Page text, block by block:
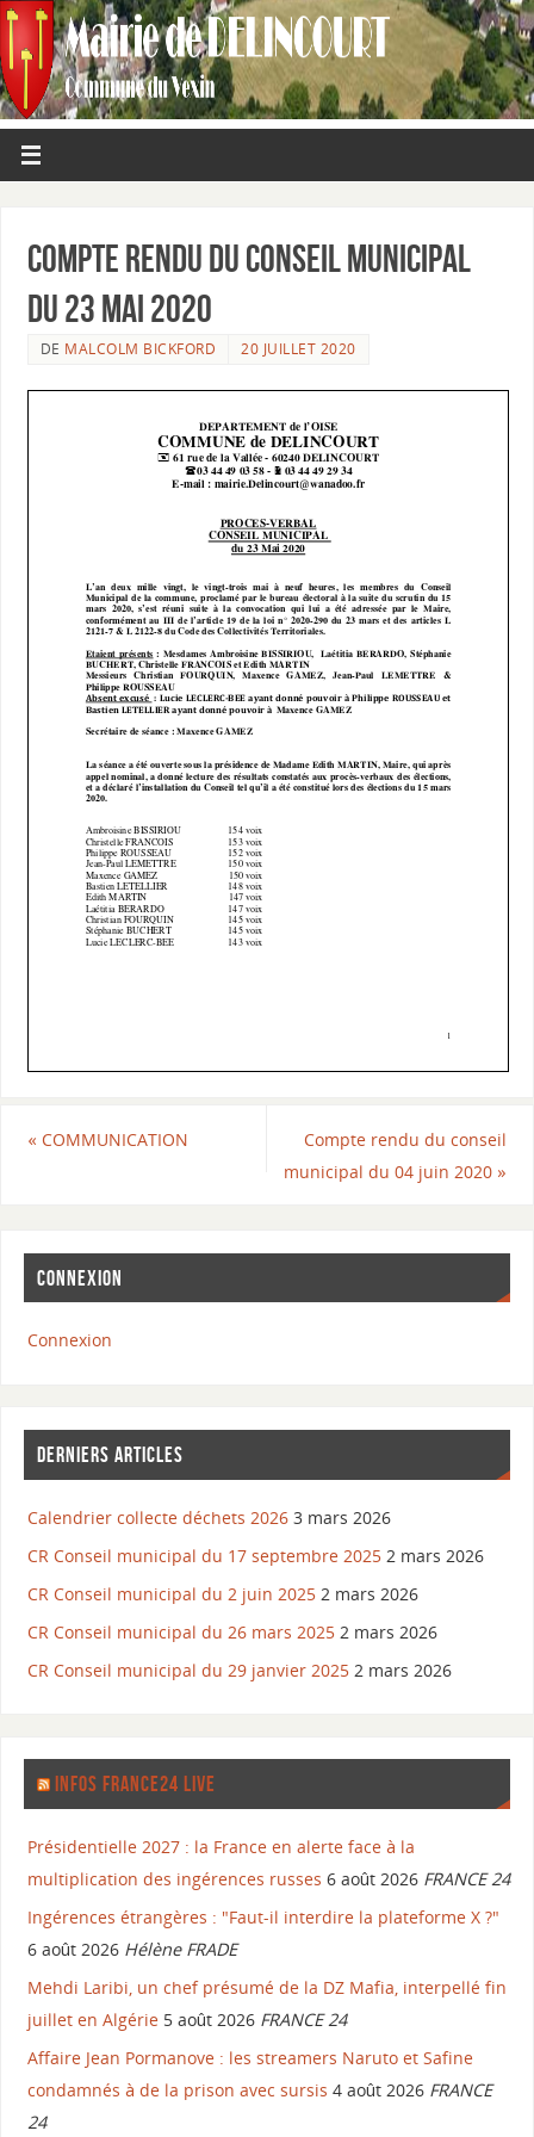
Compte rendu du conseil municipal
du 23 mai 2020
DE MALCOLM BICKFORD 20 JUILLET 2020
« COMMUNICATION
Compte rendu du conseil
municipal du 04 juin 2020 »
CONNEXION
Connexion
DERNIERS ARTICLES
Calendrier collecte déchets 2026 3 mars 2026
CR Conseil municipal du 17 septembre 2025 2 mars 2026
CR Conseil municipal du 2 juin 2025 2 mars 2026
CR Conseil municipal du 26 mars 2025 2 mars 2026
CR Conseil municipal du 29 janvier 2025 2 mars 2026
INFOS FRANCE24 LIVE
Présidentielle 2027 : la France en alerte face à la
multiplication des ingérences russes 6 août 2026 FRANCE 24
Ingérences étrangères : "Faut-il interdire la plateforme X ?"
6 août 2026 Hélène FRADE
Mehdi Laribi, un chef présumé de la DZ Mafia, interpellé fin
juillet en Algérie 5 août 2026 FRANCE 24
Affaire Jean Pormanove : les streamers Naruto et Safine
condamnés à de la prison avec sursis 4 août 2026 FRANCE
24